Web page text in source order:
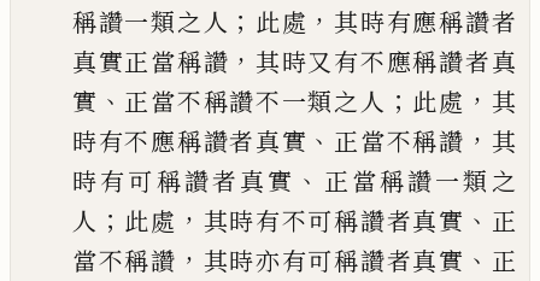
稱讚一類之人 ； 此處 ，其時有應稱讚者
真實正當稱讚 ，其時又有不應稱讚者真
實 、 正當不稱讚不一類之人 ； 此處 ， 其
時有不應稱讚者真實 、 正當不稱讚 ， 其
時有可稱讚者真實 、 正當稱讚一類之
人 ； 此處 ， 其時有不可稱讚者真實 、 正
當不稱讚 ， 其時亦有可稱讚者真實 、 正